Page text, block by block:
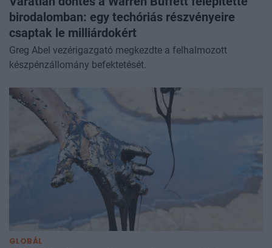
birodalomban: egy techóriás részvényeire
csaptak le milliárdokért
Greg Abel vezérigazgató megkezdte a felhalmozott
készpénzállomány befektetését.
GLOBÁL